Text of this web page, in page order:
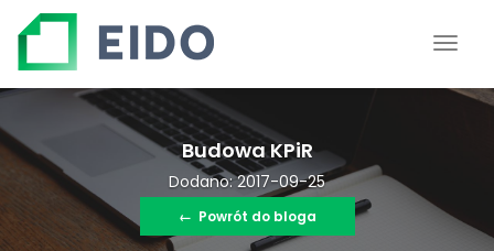
Budowa KPiR
Dodano: 2017-09-25
← Powrót do bloga